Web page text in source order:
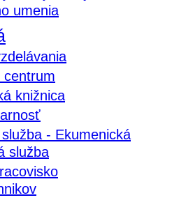
umenia
centrum
knižnica
- Ekumenická
služba